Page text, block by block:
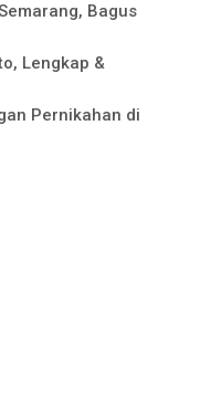
Bagus
Lengkap &
Pernikahan di